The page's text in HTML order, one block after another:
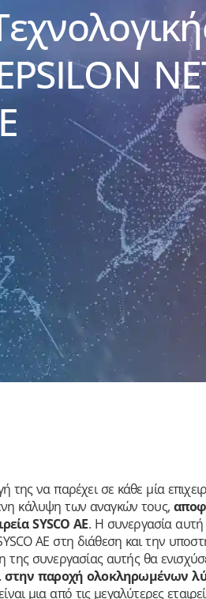
της να παρέχει σε κάθε μία
κάλυψη των αναγκών τους,
SYSCO AE. Η συνεργασία αυτή
AE στη διάθεση και την
της συνεργασίας αυτής θα
στην παροχή ολοκληρωμένων
μια από τις μεγαλύτερες